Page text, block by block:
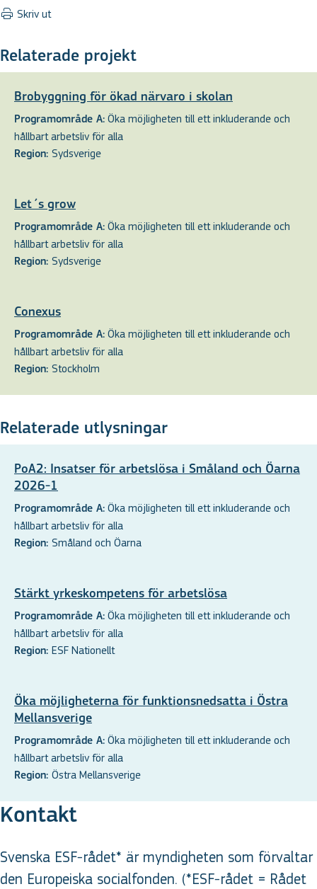
Skriv ut
Relaterade projekt
Brobyggning för ökad närvaro i skolan
Programområde A: Öka möjligheten till ett inkluderande och
hållbart arbetsliv för alla
Region: Sydsverige
Let´s grow
Programområde A: Öka möjligheten till ett inkluderande och
hållbart arbetsliv för alla
Region: Sydsverige
Conexus
Programområde A: Öka möjligheten till ett inkluderande och
hållbart arbetsliv för alla
Region: Stockholm
Relaterade utlysningar
PoA2: Insatser för arbetslösa i Småland och Öarna
2026-1
Programområde A: Öka möjligheten till ett inkluderande och
hållbart arbetsliv för alla
Region: Småland och Öarna
Stärkt yrkeskompetens för arbetslösa
Programområde A: Öka möjligheten till ett inkluderande och
hållbart arbetsliv för alla
Region: ESF Nationellt
Öka möjligheterna för funktionsnedsatta i Östra
Mellansverige
Programområde A: Öka möjligheten till ett inkluderande och
hållbart arbetsliv för alla
Region: Östra Mellansverige
Kontakt
Svenska ESF-rådet* är myndigheten som förvaltar
den Europeiska socialfonden. (*ESF-rådet = Rådet